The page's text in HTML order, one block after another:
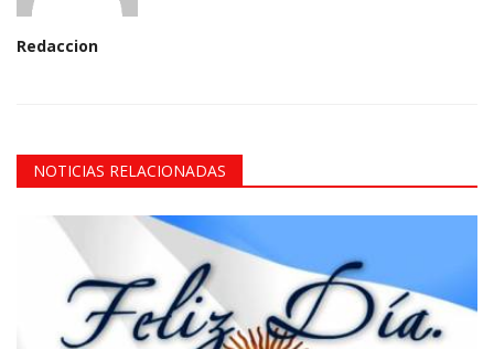
Redaccion
NOTICIAS RELACIONADAS